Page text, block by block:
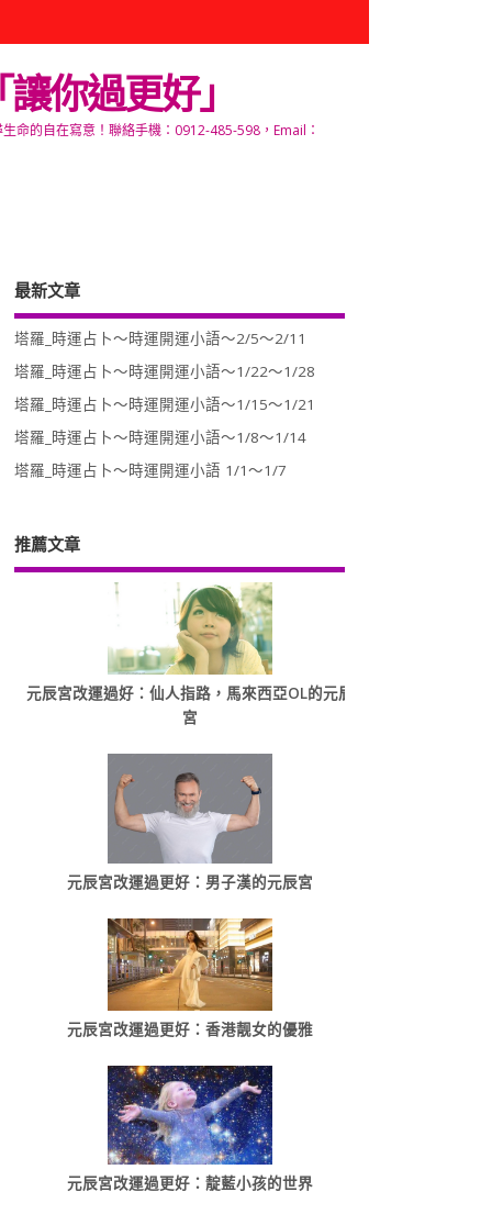
你過更好」
命的自在寫意！聯絡手機：0912-485-598，Email：
最新文章
塔羅_時運占卜～時運開運小語～2/5～2/11
塔羅_時運占卜～時運開運小語～1/22～1/28
塔羅_時運占卜～時運開運小語～1/15～1/21
塔羅_時運占卜～時運開運小語～1/8～1/14
塔羅_時運占卜～時運開運小語 1/1～1/7
推薦文章
元辰宮改運過好：仙人指路，馬來西亞OL的元辰
宮
元辰宮改運過更好：男子漢的元辰宮
元辰宮改運過更好：香港靓女的優雅
元辰宮改運過更好：靛藍小孩的世界